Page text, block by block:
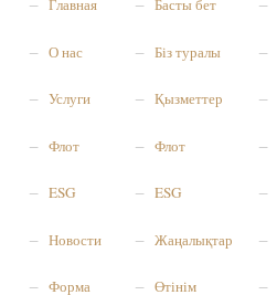
Главная
О нас
Услуги
Флот
ESG
Новости
Форма
Басты бет
Біз туралы
Қызметтер
Флот
ESG
Жаңалықтар
Өтінім